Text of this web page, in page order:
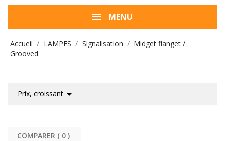
MENU
Accueil LAMPES Signalisation
Midget flanget /
Grooved
Prix, croissant 
COMPARER ( 0